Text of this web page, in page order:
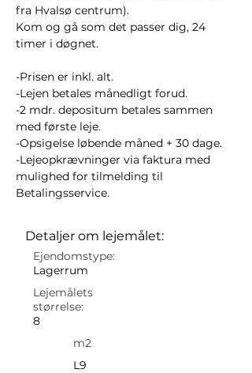
fra Hvalsø centrum).
Kom og gå som det passer dig, 24
timer i døgnet.
-Prisen er inkl. alt.
-Lejen betales månedligt forud.
-2 mdr. depositum betales sammen
med første leje.
-Opsigelse løbende måned + 30 dage.
-Lejeopkrævninger via faktura med
mulighed for tilmelding til
Betalingsservice.
Detaljer om lejemålet:
Ejendomstype:
Lagerrum
Lejemålets
størrelse:
8
m2
L9